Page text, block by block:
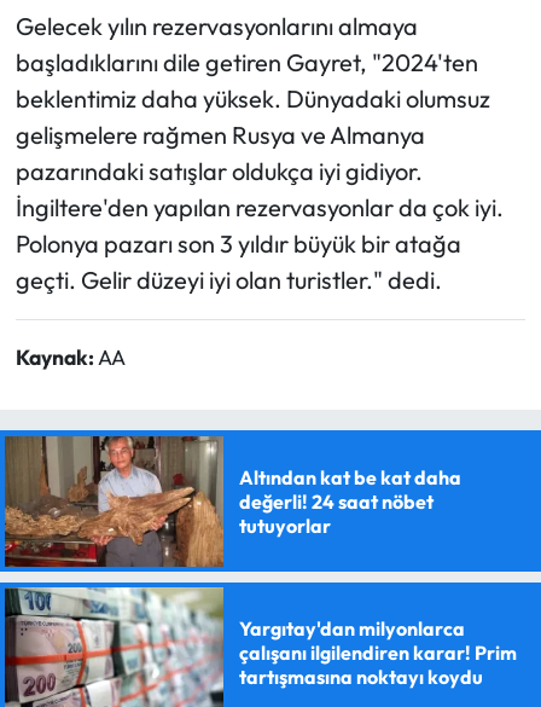
Gelecek yılın rezervasyonlarını almaya
başladıklarını dile getiren Gayret, "2024'ten
beklentimiz daha yüksek. Dünyadaki olumsuz
gelişmelere rağmen Rusya ve Almanya
pazarındaki satışlar oldukça iyi gidiyor.
İngiltere'den yapılan rezervasyonlar da çok iyi.
Polonya pazarı son 3 yıldır büyük bir atağa
geçti. Gelir düzeyi iyi olan turistler." dedi.
Kaynak: AA
Altından kat be kat daha
değerli! 24 saat nöbet
tutuyorlar
Yargıtay'dan milyonlarca
çalışanı ilgilendiren karar! Prim
tartışmasına noktayı koydu